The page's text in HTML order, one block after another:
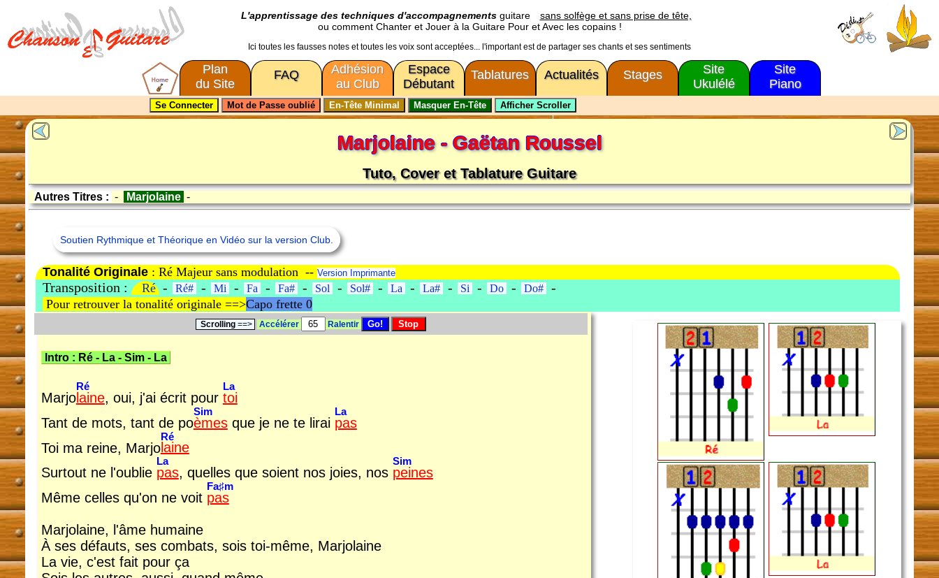
L'apprentissage des techniques d'accompagnementsguitare
sans solfège et sans prise de tête,
ou comment Chanter et Jouer à la Guitare Pour et Avec les copains !
Ici toutes les fausses notes et toutes les voix sont acceptées... l'important est de partager ses chants et ses sentiments
Plan
du Site
FAQ
Adhésion
au Club
Espace
Débutant
Tablatures Actualités Stages
Site
Ukulélé
Site
Piano
Marjolaine - Gaëtan Roussel
Tuto, Cover et Tablature Guitare
Autres Titres : - Marjolaine -
Soutien Rythmique et Théorique en Vidéo sur la version Club.
Tonalité Originale : Ré Majeur sans modulation --Version Imprimante
Transposition : Ré - Ré# - Mi - Fa - Fa# - Sol - Sol# - La - La# - Si - Do - Do# -
Pour retrouver la tonalité originale ==>Capo frette 0
Scrolling ==> Accélérer Ralentir
Intro : Ré- La- Sim- La
Marjo
Ré
laine, oui, j'ai écrit pour
La
toi
Tant de mots, tant de po
Sim
èmesque je ne te lirai
La
pas
Toi ma reine, Marjo
Ré
laine
Surtout ne l'oublie
La
pas, quelles que soient nos joies, nos
Sim
peines
Même celles qu'on ne voit
Fa♯m
pas
Marjolaine, l'âme humaine
À ses défauts, ses combats, sois toi-même, Marjolaine
La vie, c'est fait pour ça